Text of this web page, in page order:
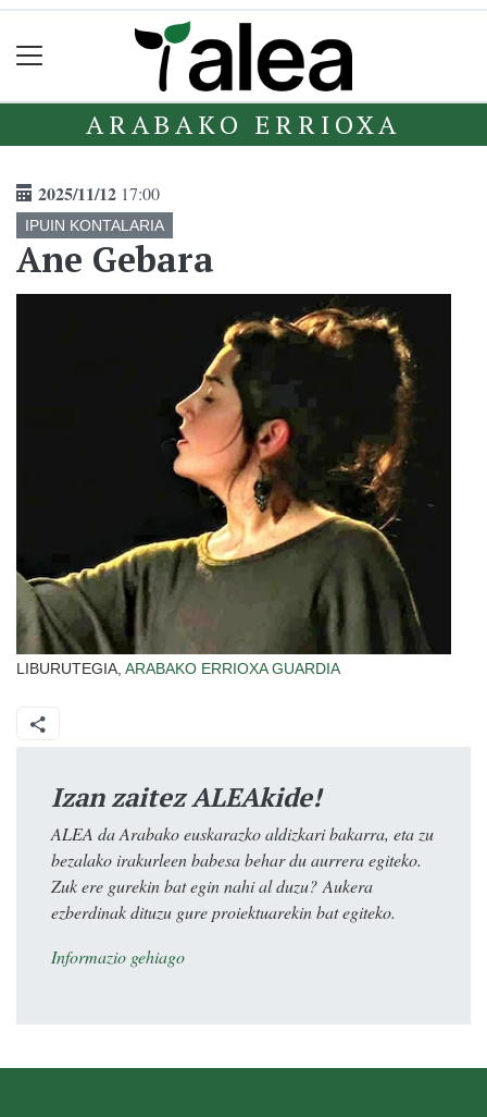
ARABAKO ERRIOXA
2025/11/12 17:00
IPUIN KONTALARIA
Ane Gebara
LIBURUTEGIA, ARABAKO ERRIOXA GUARDIA
Izan zaitez ALEAkide!
ALEA da Arabako euskarazko aldizkari bakarra, eta zu
bezalako irakurleen babesa behar du aurrera egiteko.
Zuk ere gurekin bat egin nahi al duzu? Aukera
ezberdinak dituzu gure proiektuarekin bat egiteko.
Informazio gehiago